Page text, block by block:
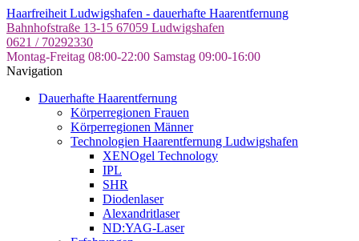
Skip
to
the
content
Haarfreiheit Ludwigshafen - dauerhafte Haarentfernung
Bahnhofstraße 13-15 67059 Ludwigshafen
0621 / 70292330
Montag-Freitag 08:00-22:00 Samstag 09:00-16:00
Navigation
Dauerhafte Haarentfernung
Körperregionen Frauen
Körperregionen Männer
Technologien Haarentfernung Ludwigshafen
XENOgel Technology
IPL
SHR
Diodenlaser
Alexandritlaser
ND:YAG-Laser